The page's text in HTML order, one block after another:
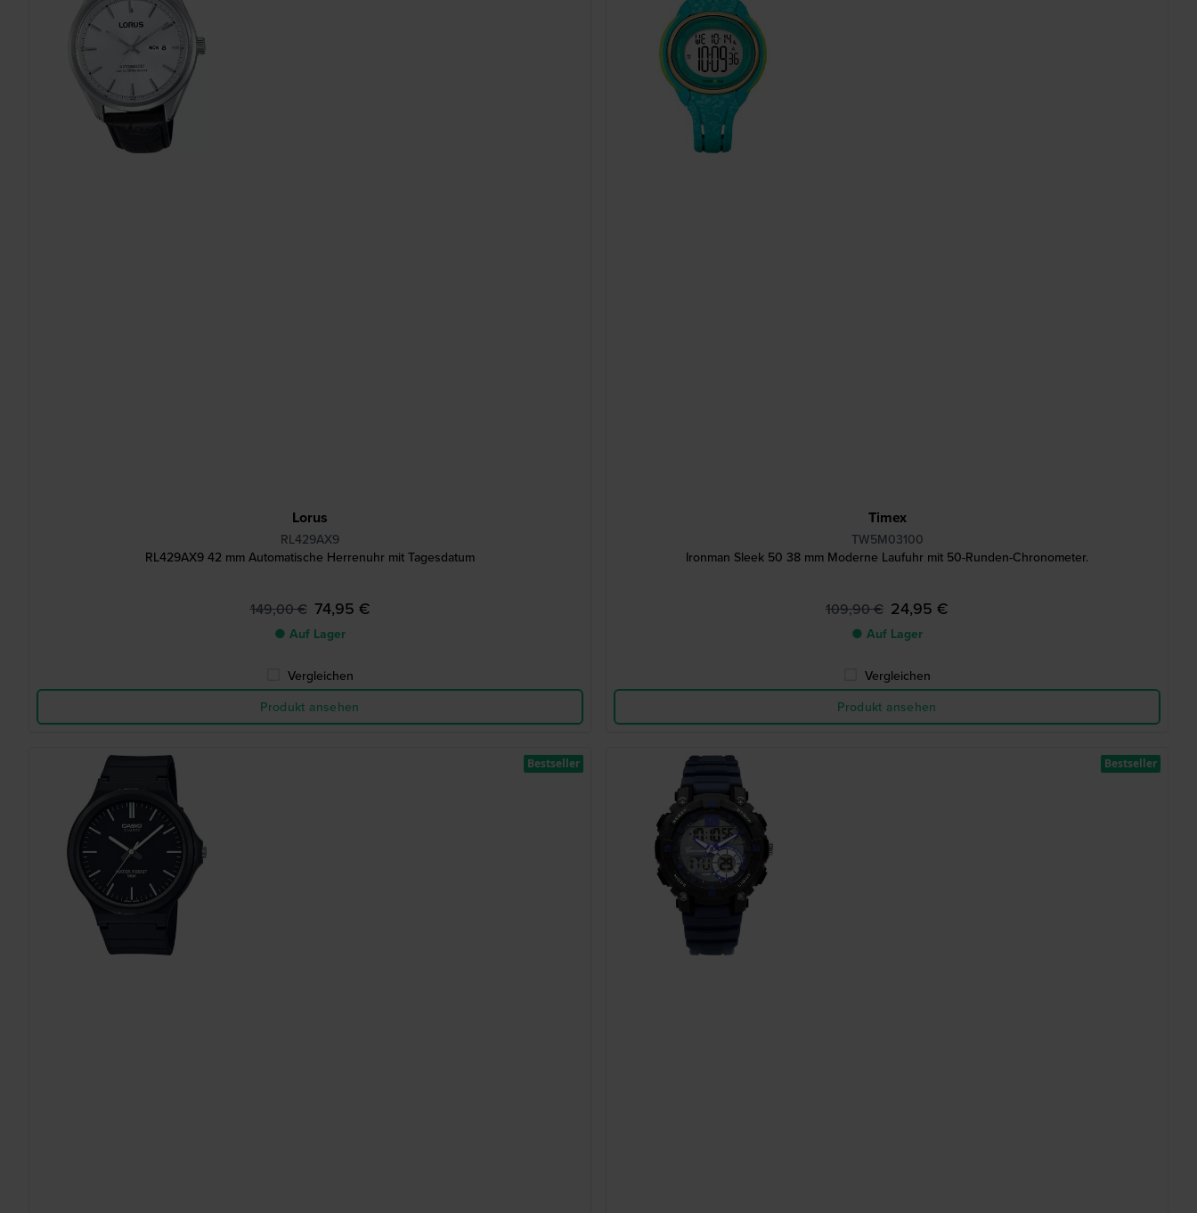
Lorus
RL429AX9
RL429AX9 42 mm Automatische Herrenuhr mit Tagesdatum
149,00 € 74,95 €
● Auf Lager
Vergleichen
Produkt ansehen
Timex
TW5M03100
Ironman Sleek 50 38 mm Moderne Laufuhr mit 50-Runden-Chronometer.
109,90 € 24,95 €
● Auf Lager
Vergleichen
Produkt ansehen
Bestseller Bestseller